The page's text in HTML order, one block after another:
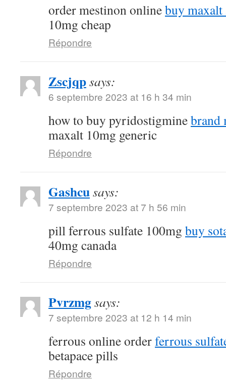
order mestinon onlinebuy
10mg cheap
Répondre
Zscjqpsays:
6 septembre 2023 at 16 h 34 min
how to buy pyridostigminebrand
maxalt 10mg generic
Répondre
Gashcusays:
7 septembre 2023 at 7 h 56 min
pill ferrous sulfate 100mg buy
40mg canada
Répondre
Pvrzmgsays:
7 septembre 2023 at 12 h 14 min
ferrous online orderferrous
betapace pills
Répondre